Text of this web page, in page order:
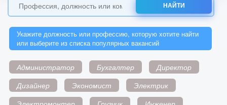
НАЙТИ
Укажите должность или профессию, которую хотите найти
или выберите из списка популярных вакансий
Администратор Бухгалтер
Директор
Дизайнер
Экономист
Электрик